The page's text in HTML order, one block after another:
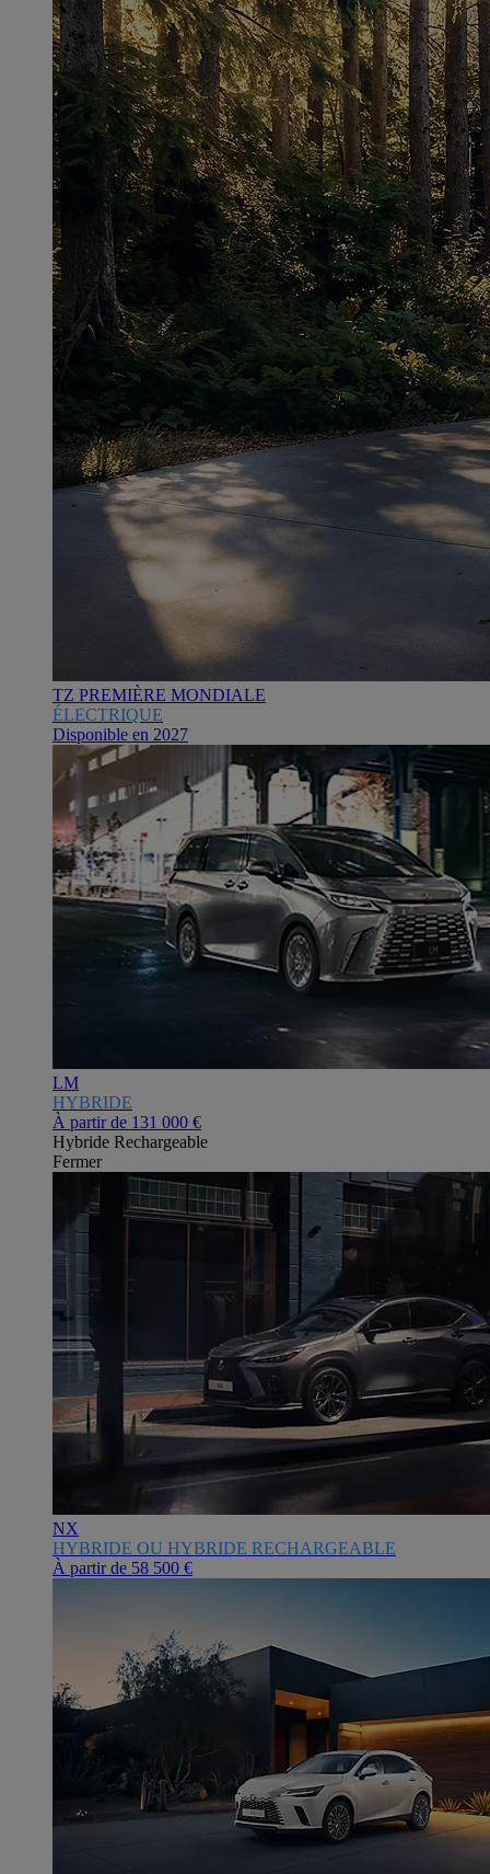
TZ PREMIÈRE MONDIALE
ÉLECTRIQUE
Disponible en 2027
LM
HYBRIDE
À partir de 131 000 €
Hybride Rechargeable
Fermer
NX
HYBRIDE OU HYBRIDE RECHARGEABLE
À partir de 58 500 €